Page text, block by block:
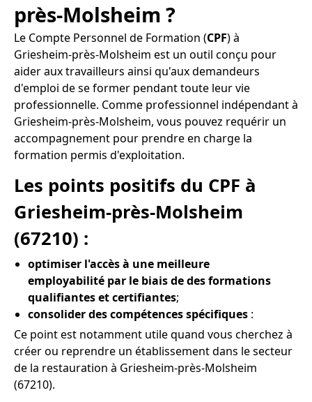
près-Molsheim ?
Le Compte Personnel de Formation (CPF) à
Griesheim-près-Molsheim est un outil conçu pour
aider aux travailleurs ainsi qu'aux demandeurs
d'emploi de se former pendant toute leur vie
professionnelle. Comme professionnel indépendant à
Griesheim-près-Molsheim, vous pouvez requérir un
accompagnement pour prendre en charge la
formation permis d'exploitation.
Les points positifs du CPF à
Griesheim-près-Molsheim
(67210) :
optimiser l'accès à une meilleure
employabilité par le biais de des formations
qualifiantes et certifiantes;
consolider des compétences spécifiques :
Ce point est notamment utile quand vous cherchez à
créer ou reprendre un établissement dans le secteur
de la restauration à Griesheim-près-Molsheim
(67210).